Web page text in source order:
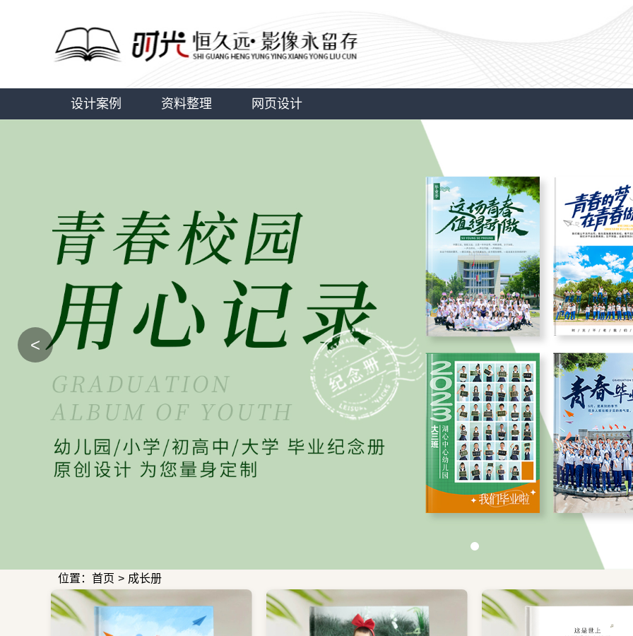
设计案例 资料整理 网页设计
<
位置：首页 > 成长册